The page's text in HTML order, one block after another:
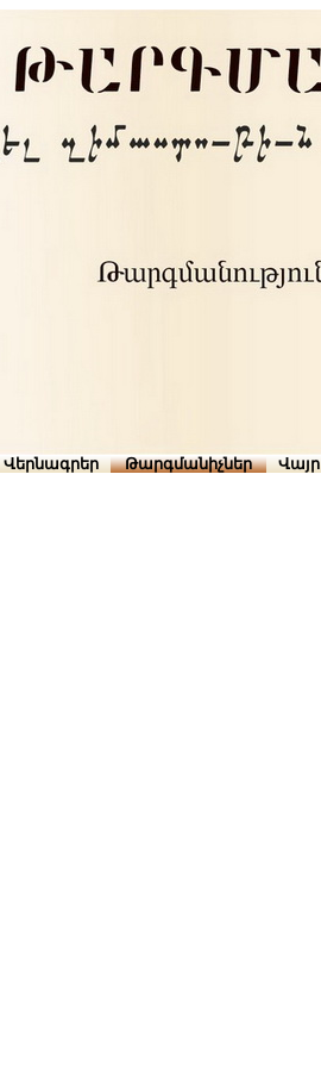
Վերնագրեր Թարգմանիչներ Վայր